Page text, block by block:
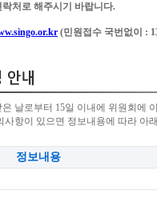
처로 해주시기 바랍니다.
(민원접수 국번없이 :
날로부터 15일 이내에 위원회에
사항이 있으면 정보내용에 따라 아
정보내용